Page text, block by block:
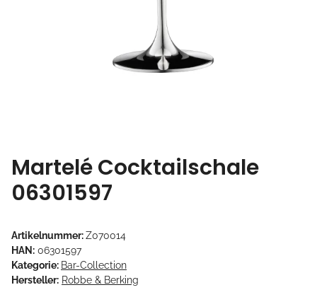
Martelé Cocktailschale
06301597
Artikelnummer:Z070014
HAN: 06301597
Kategorie: Bar-Collection
Hersteller: Robbe & Berking